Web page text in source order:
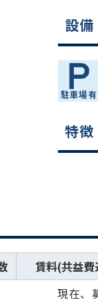
設備
特徴
賃料(共益費
現在、